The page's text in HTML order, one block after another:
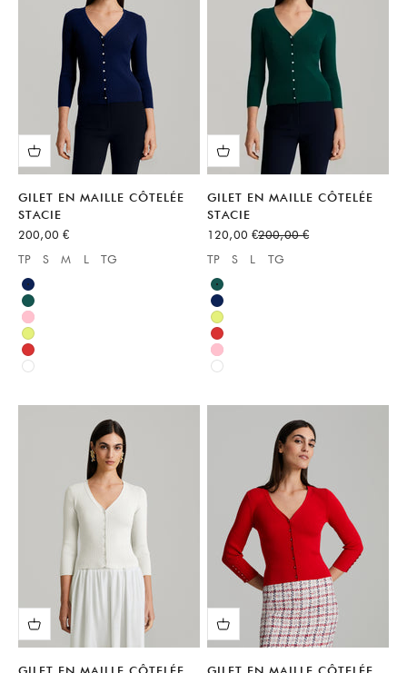
GILET EN MAILLE CÔTELÉE
STACIE
Prix de vente
200,00 €
Available sizes:
TP S M L TG
Bleu
Vert
Rose
Vert
Rouge
Blanc
GILET EN MAILLE CÔTELÉE
STACIE
Prix de vente
120,00 €Prix normal
200,00 €
Available sizes:
TP S L TG
Vert
Bleu
Vert
Rouge
Rose
Blanc
GILET EN MAILLE CÔTELÉE GILET EN MAILLE CÔTELÉE